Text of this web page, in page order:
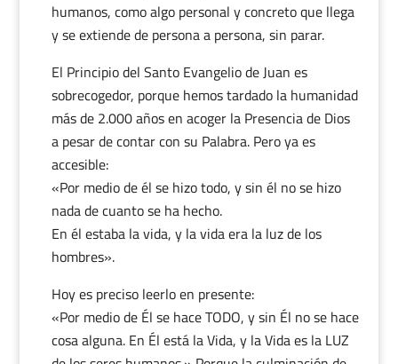
humanos, como algo personal y concreto que llega
y se extiende de persona a persona, sin parar.
El Principio del Santo Evangelio de Juan es
sobrecogedor, porque hemos tardado la humanidad
más de 2.000 años en acoger la Presencia de Dios
a pesar de contar con su Palabra. Pero ya es
accesible:
«Por medio de él se hizo todo, y sin él no se hizo
nada de cuanto se ha hecho.
En él estaba la vida, y la vida era la luz de los
hombres».
Hoy es preciso leerlo en presente:
«Por medio de Él se hace TODO, y sin Él no se hace
cosa alguna. En Él está la Vida, y la Vida es la LUZ